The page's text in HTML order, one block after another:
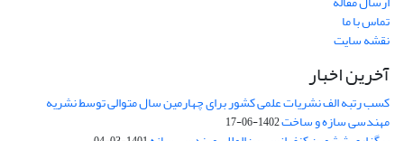
تماس با ما
نقشه سایت
آخرین اخبار
کسب رتبه الف نشریات علمی کشور برای چهارمین سال متوالی توسط نشریه
مهندسی سازه و ساخت1402-06-17